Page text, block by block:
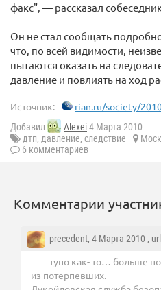
факс", — рассказал
Он не стал сообщать
что, по всей видимости,
пытаются оказать на
давление и повлиять на ход
Источник: rian.ru/society/
Добавил Alexei4 Марта 2010
дтп, давление, следствие
6 комментариев
Комментарии
precedent, 4 Марта 2010 , url
тупо как- то… больше
из потерпевших.